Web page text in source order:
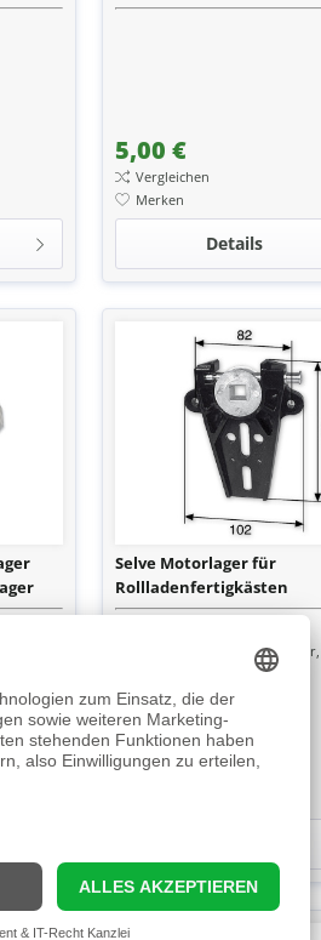
5,00 €
Vergleichen
Merken
Details
zur
Selve Motorlager für
Rollladenfertigkästen
Rollladenfertigkästen, abrollbar,
10,95 €